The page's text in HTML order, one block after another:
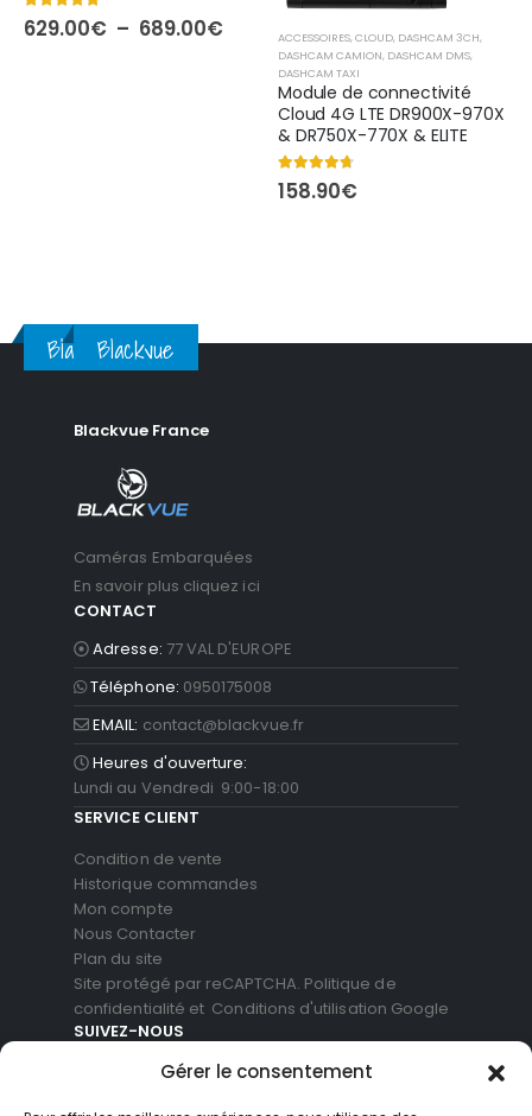
Gérer le consentement
5.00out of 5
629.00€ – 689.00€ Plage
629.00€
689.00€
ACCESSOIRES CLOUD DASHCAM 3CH
DASHCAM CAMION DASHCAM DMS
DASHCAM TAXI
Module de connectivité
Cloud 4G LTE DR900X-970X
& DR750X-770X & ELITE
4.63 out of 5
158.90€
BlackvueBlackvue
Blackvue France
Caméras Embarquées
En savoir plus cliquez ici
CONTACT
Adresse: 77 VAL D'EUROPE
Téléphone: 0950175008
EMAIL: contact@blackvue.fr
Heures d'ouverture:
Lundi au Vendredi 9:00-18:00
SERVICE CLIENT
Condition de vente
Historique commandes
Mon compte
Nous Contacter
Plan du site
Site protégé par reCAPTCHA. Politique de
confidentialité et Conditions d'utilisation Google
SUIVEZ-NOUS